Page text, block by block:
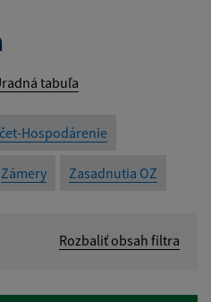
tabuľa
Hospodárenie
Zámery Zasadnutia OZ
Rozbaliť obsah filtra